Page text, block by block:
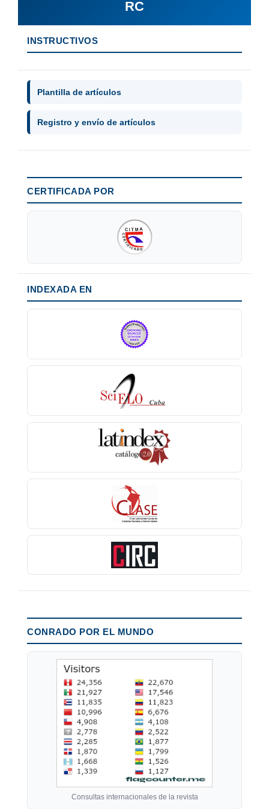
RC
INSTRUCTIVOS
Plantilla de artículos
Registro y envío de artículos
CERTIFICADA POR
INDEXADA EN
CONRADO POR EL MUNDO
Consultas internacionales de la revista